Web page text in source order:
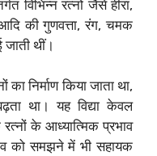
विभिन्न रत्नों जैसे हीरा,
की गुणवत्ता, रंग, चमक
थीं।
निर्माण किया जाता था,
था। यह विद्या केवल
के आध्यात्मिक प्रभाव
को समझने में भी सहायक